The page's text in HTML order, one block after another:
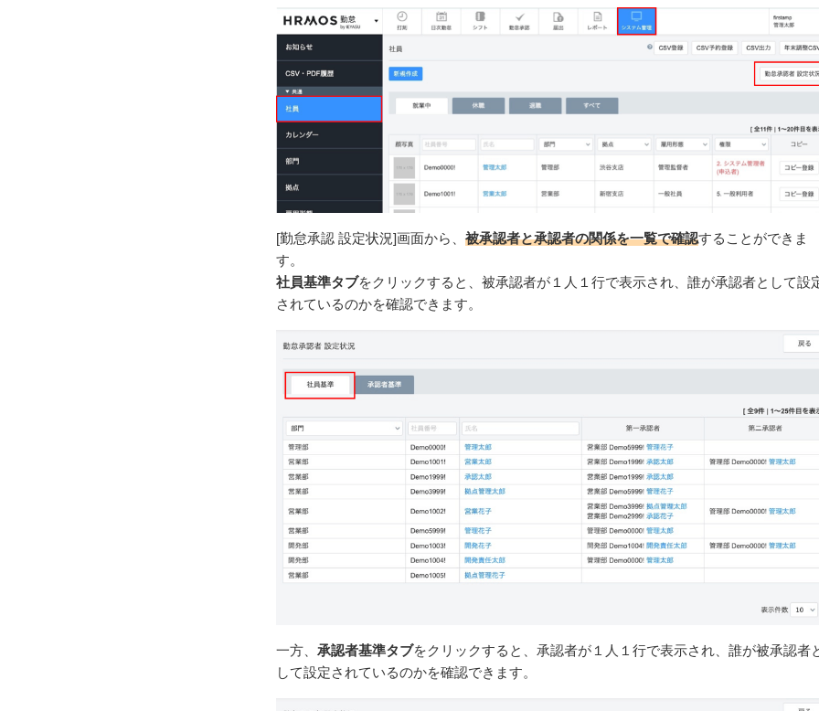
[勤怠承認 設定状況]画面から、 被承認者と承認者の関係を一覧で確認することができま
す。
社員基準タブをクリックすると、被承認者が１人１行で表示され、誰が承認者として設
されているのかを確認できます。
一方、 承認者基準タブをクリックすると、承認者が１人１行で表示され、誰が被承認者
して設定されているのかを確認できます。